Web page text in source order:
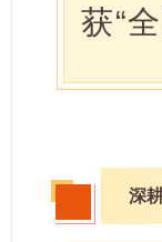
获“
深